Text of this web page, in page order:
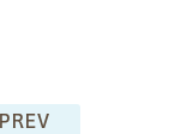
PREV